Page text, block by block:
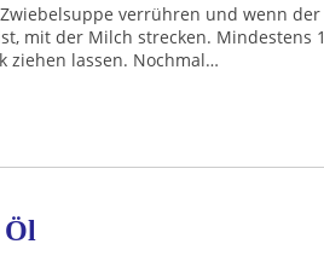
verrühren und wenn der
mit der Milch strecken. Mindestens 1
ziehen lassen. Nochmal…